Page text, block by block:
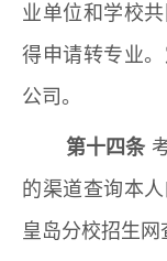
业单位和学校
得申请转专业
公司。
第十四条
的渠道查询本
皇岛分校招生网